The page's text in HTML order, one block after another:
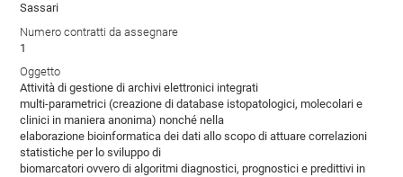
Sassari
Numero contratti da assegnare
1
Oggetto
Attività di gestione di archivi elettronici integrati
multi-parametrici (creazione di database istopatologici, molecolari e
clinici in maniera anonima) nonché nella
elaborazione bioinformatica dei dati allo scopo di attuare correlazioni
statistiche per lo sviluppo di
biomarcatori ovvero di algoritmi diagnostici, prognostici e predittivi in